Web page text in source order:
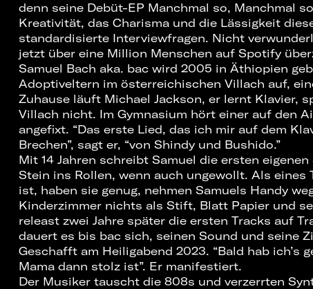
denn seine Debüt-EP Manchmal so, Manchmal
Kreativität, das Charisma und die Lässigkeit
standardisierte Interviewfragen. Nicht
jetzt über eine Million Menschen auf Spotify
Samuel Bach aka. bac wird 2005 in Äthiopien
Adoptiveltern im österreichischen Villach auf,
Zuhause läuft Michael Jackson, er lernt Klavier,
Villach nicht. Im Gymnasium hört einer auf den
angefixt. “Das erste Lied, das ich mir auf dem
Brechen”, sagt er, “von Shindy und Bushido.”
Mit 14 Jahren schreibt Samuel die ersten
Stein ins Rollen, wenn auch ungewollt. Als
ist, haben sie genug, nehmen Samuels Handy
Kinderzimmer nichts als Stift, Blatt Papier und
releast zwei Jahre später die ersten Tracks auf
dauert es bis bac sich, seinen Sound und seine
Geschafft am Heiligabend 2023. “Bald hab ich’s
Mama dann stolz ist”. Er manifestiert.
Der Musiker tauscht die 808s und verzerrten